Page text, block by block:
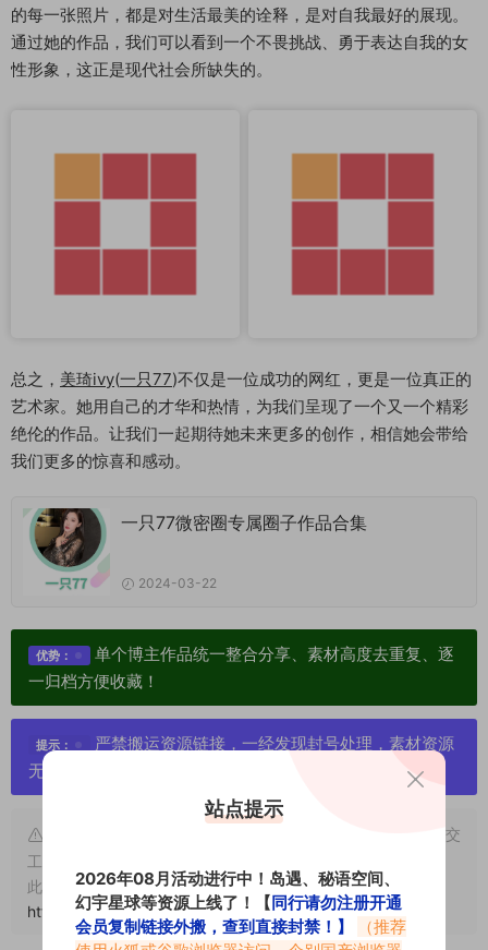
的每一张照片，都是对生活最美的诠释，是对自我最好的展现。
通过她的作品，我们可以看到一个不畏挑战、勇于表达自我的女
性形象，这正是现代社会所缺失的。
总之， 美琦ivy(一只77)不仅是一位成功的网红，更是一位真正的
艺术家。她用自己的才华和热情，为我们呈现了一个又一个精彩
绝伦的作品。让我们一起期待她未来更多的创作，相信她会带给
我们更多的惊喜和感动。
一只77微密圈专属圈子作品合集
2024-03-22
优势：
单个博主作品统一整合分享、素材高度去重复、逐
一归档方便收藏！
提示：
严禁搬运资源链接，一经发现封号处理，素材资源
无露点、需求请绕道，关闭本站网页！
申明：本文资源均来源网友分享，若侵犯了您的权限可以提交
工单处理。
此外本文章皆属于原创文章，转载请注明出处！原文链接：
https://vmiba.top/7377.html
站点提示
2026年08月活动进行中！岛遇、秘语空间、
幻宇星球等资源上线了！【 同行请勿注册开通
会员复制链接外搬，查到直接封禁！】
（推荐